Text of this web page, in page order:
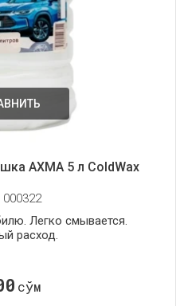
AXMA 5 л ColdWax
000322
Легко смывается.
расход.
сўм